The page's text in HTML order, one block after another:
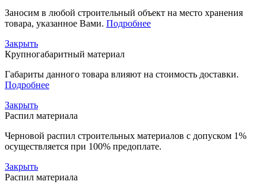
Заносим в любой строительный объект на место хранения
товара, указанное Вами. Подробнее
Закрыть
Крупногабаритный материал
Габариты данного товара влияют на стоимость доставки.
Подробнее
Закрыть
Распил материала
Черновой распил строительных материалов с допуском 1%
осуществляется при 100% предоплате.
Закрыть
Распил материала